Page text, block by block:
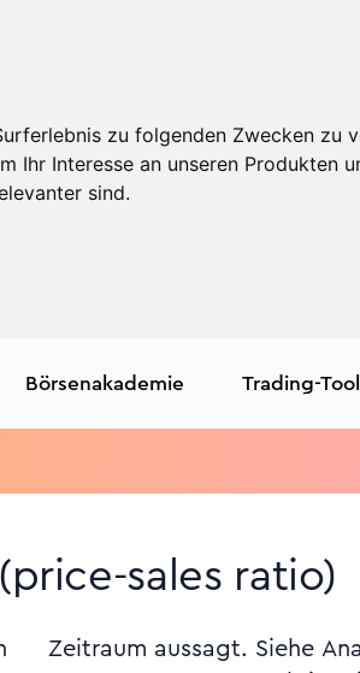
zu folgenden Zwecken zu
Ihr Interesse an unseren Produkten
sind.
Börsenakademie Trading-
sales ratio)